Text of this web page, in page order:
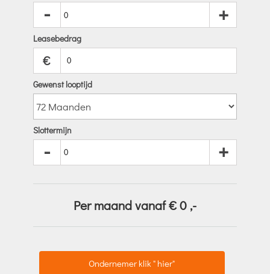
- +
Leasebedrag
€
Gewenst looptijd
Slottermijn
- +
Per maand vanaf €0 ,-
Ondernemer klik " hier"